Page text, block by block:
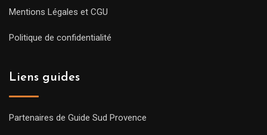
Mentions Légales et CGU
Politique de confidentialité
Liens guides
Partenaires de Guide Sud Provence